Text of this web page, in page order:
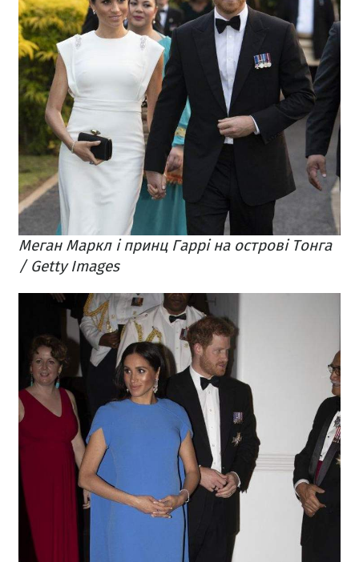
Меган Маркл і принц Гаррі на острові Тонга
/ Getty Images